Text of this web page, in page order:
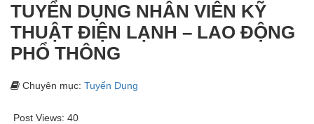
TUYỂN DỤNG NHÂN VIÊN KỸ
THUẬT ĐIỆN LẠNH – LAO ĐỘNG
PHỔ THÔNG
Chuyên mục: Tuyển Dụng
Post Views: 40